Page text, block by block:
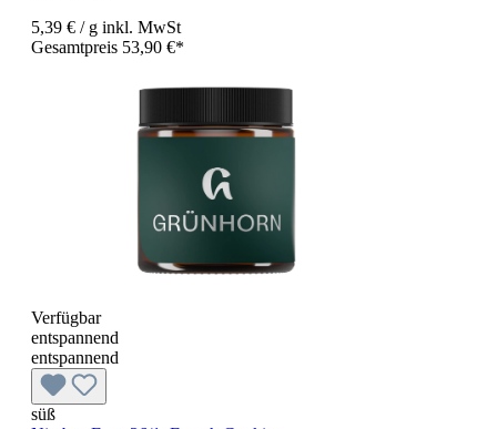
5,39 € / g inkl. MwSt
Gesamtpreis 53,90 €*
Verfügbar
entspannend
entspannend
süß